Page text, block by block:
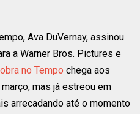
Ava DuVernay, assinou
a Warner Bros. Pictures e
no Tempo chega aos
mas já estreou em
arrecadando até o momento